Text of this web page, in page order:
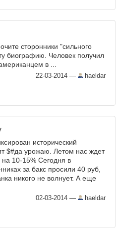
сторонники "сильного
биографию. Человек получил
в ...
22-03-2014 — haeldar
исторический
$‪#‎да‬ урожаю. Летом нас ждет
10-15% Сегодня в
за бакс просили 40 руб,
никого не волнует. А еще
02-03-2014 — haeldar